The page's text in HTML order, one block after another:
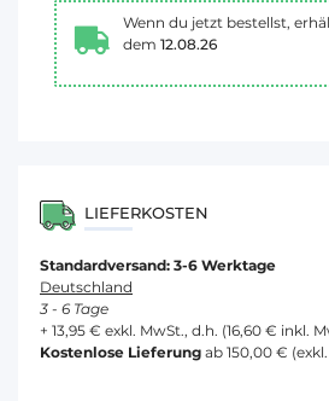
Wenn du jetzt bestellst,
dem 12.08.26
LIEFERKOSTEN
Standardversand: 3-6 Werktage
Deutschland
3 - 6 Tage
+ 13,95 € exkl. MwSt., d.h. (16,60 € inkl.
Kostenlose Lieferung ab 150,00 €